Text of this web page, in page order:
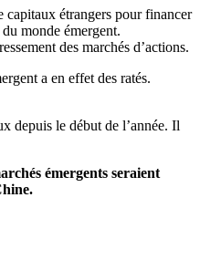
capitaux étrangers pour financer
monde émergent.
des marchés d’actions.
a en effet des ratés.
depuis le début de l’année. Il
émergents seraient